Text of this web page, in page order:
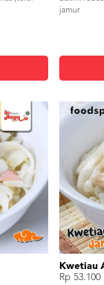
jamur
Kwetiau
Rp 53.100